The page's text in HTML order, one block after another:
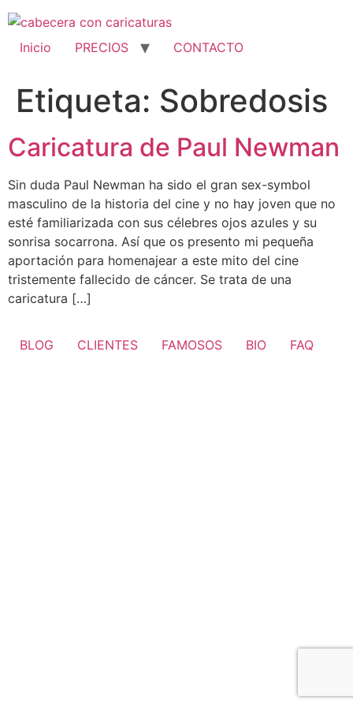
al
contenido
Inicio PRECIOS CONTACTO
Etiqueta: Sobredosis
Caricatura de Paul Newman
Sin duda Paul Newman ha sido el gran sex-symbol
masculino de la historia del cine y no hay joven que no
esté familiarizada con sus célebres ojos azules y su
sonrisa socarrona. Así que os presento mi pequeña
aportación para homenajear a este mito del cine
tristemente fallecido de cáncer. Se trata de una
caricatura […]
BLOG CLIENTES FAMOSOS BIO FAQ